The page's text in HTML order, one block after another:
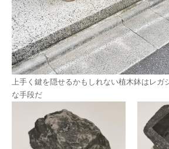
上手く鍵を隠せるかもしれない植木鉢はレガ
な手段だ